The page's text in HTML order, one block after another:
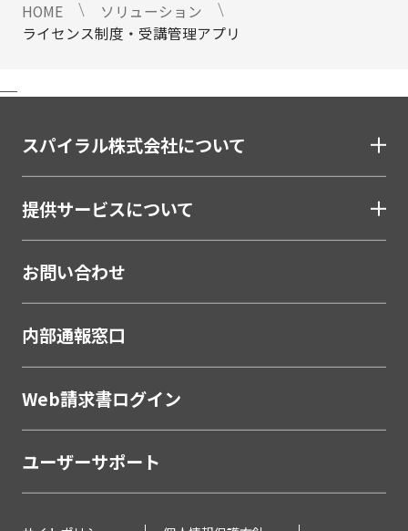
HOME
ソリューション
ライセンス制度・受講管理アプリ
スパイラル株式会社について
提供サービスについて
お問い合わせ
内部通報窓口
Web請求書ログイン
ユーザーサポート